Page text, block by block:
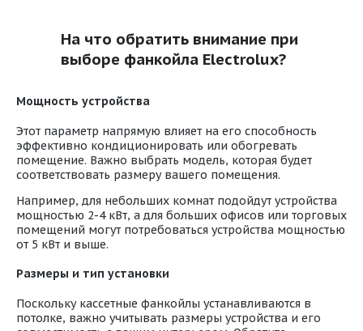
На что обратить внимание при
выборе фанкойла Electrolux?
Мощность устройства
Этот параметр напрямую влияет на его способность
эффективно кондиционировать или обогревать
помещение. Важно выбрать модель, которая будет
соответствовать размеру вашего помещения.
Например, для небольших комнат подойдут устройства
мощностью 2-4 кВт, а для больших офисов или торговых
помещений могут потребоваться устройства мощностью
от 5 кВт и выше.
Размеры и тип установки
Поскольку кассетные фанкойлы устанавливаются в
потолке, важно учитывать размеры устройства и его